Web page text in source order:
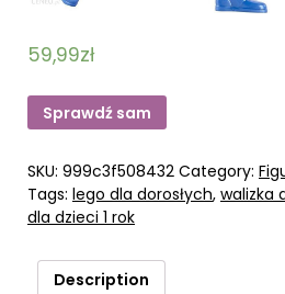
59,99zł
Sprawdź sam
SKU: 999c3f508432 Category:
Tags: lego dla dorosłych, walizka
dla dzieci 1 rok
Description